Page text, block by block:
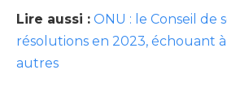
Lire aussi : ONU : le Conseil de
résolutions en 2023, échouant
autres